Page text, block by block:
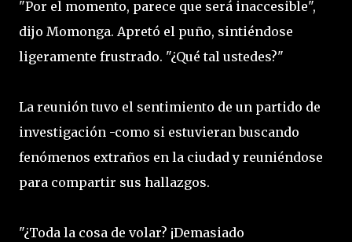
"Por el momento, parece que será inaccesible",
dijo Momonga. Apretó el puño, sintiéndose
ligeramente frustrado. "¿Qué tal ustedes?"
La reunión tuvo el sentimiento de un partido de
investigación -como si estuvieran buscando
fenómenos extraños en la ciudad y reuniéndose
para compartir sus hallazgos.
"¿Toda la cosa de volar? ¡Demasiado